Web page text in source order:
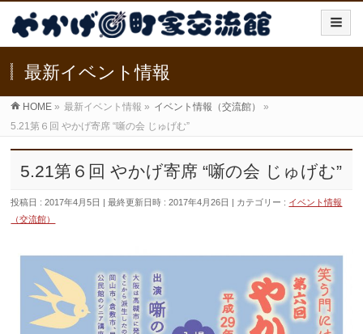
最新イベント情報
HOME » 最新イベント情報 » イベント情報（交流館）
»
5.21第６回 やかげ寄席 “噺の会 じゅげむ”
5.21第６回 やかげ寄席 “噺の会 じゅげむ”
投稿日 : 2017年4月5日 最終更新日時 : 2017年4月26日 カテゴリー : イベント情報
（交流館）